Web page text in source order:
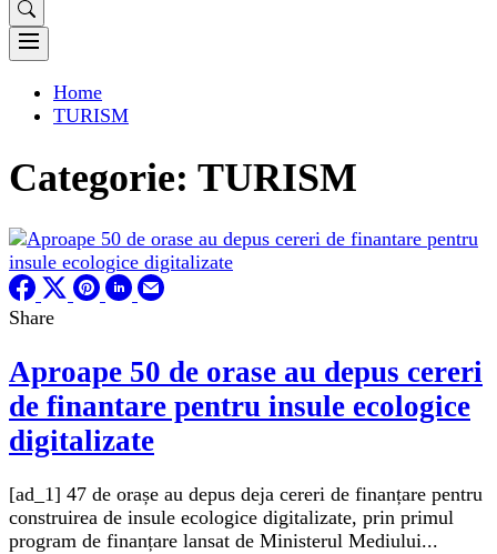
Home
TURISM
Categorie: TURISM
Share
Aproape 50 de orase au depus cereri
de finantare pentru insule ecologice
digitalizate
[ad_1] 47 de orașe au depus deja cereri de finanțare pentru
construirea de insule ecologice digitalizate, prin primul
program de finanțare lansat de Ministerul Mediului...